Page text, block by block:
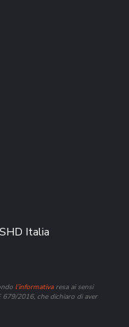
Italia
l’informativaresa ai sensi
679/2016, che dichiaro di aver